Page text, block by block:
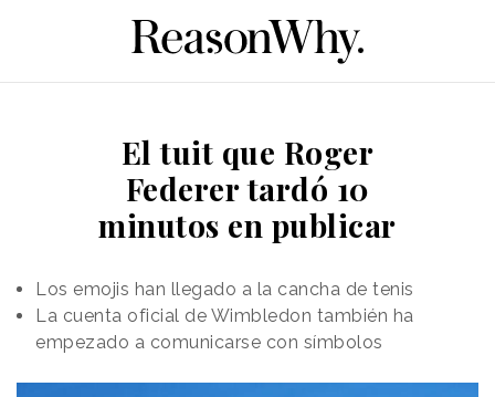
El tuit que Roger
Federer tardó 10
minutos en publicar
Los emojis han llegado a la cancha de tenis
La cuenta oficial de Wimbledon también ha
empezado a comunicarse con símbolos